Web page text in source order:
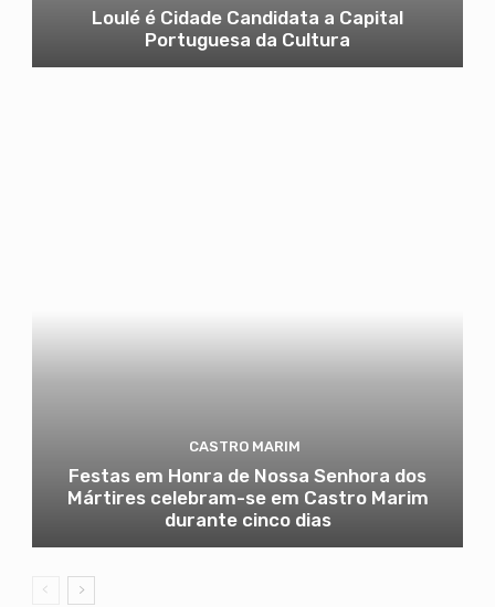
Loulé é Cidade Candidata a Capital
Portuguesa da Cultura
CASTRO MARIM
Festas em Honra de Nossa Senhora dos
Mártires celebram-se em Castro Marim
durante cinco dias